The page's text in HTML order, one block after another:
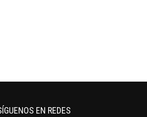
EN REDES